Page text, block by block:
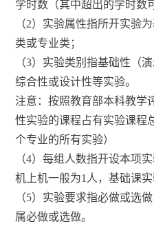
学时数（其中超出的学时数
（2）实验属性指所开实验
类或专业类；
（3）实验类别指基础性（
综合性或设计性等实验。
注意：按照教育部本科教学
性实验的课程占有实验课程
个专业的所有实验）
（4）每组人数指开设本项
机上机一般为1人，基础课
（5）实验要求指必做或选
属必做或选做。